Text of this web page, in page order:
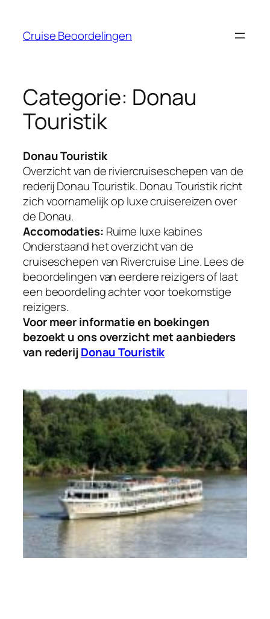
Cruise Beoordelingen
Categorie: Donau
Touristik
Donau Touristik
Overzicht van de riviercruiseschepen van de
rederij Donau Touristik. Donau Touristik richt
zich voornamelijk op luxe cruisereizen over
de Donau.
Accomodaties: Ruime luxe kabines
Onderstaand het overzicht van de
cruiseschepen van Rivercruise Line. Lees de
beoordelingen van eerdere reizigers of laat
een beoordeling achter voor toekomstige
reizigers.
Voor meer informatie en boekingen
bezoekt u ons overzicht met aanbieders
van rederij Donau Touristik